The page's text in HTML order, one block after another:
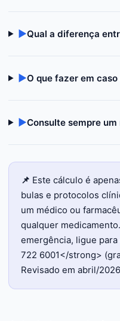
▶Qual a diferença
▶O que fazer em
▶Consulte sempre
📌 Este cálculo é
bulas e protocolos
um médico ou
qualquer
emergência, ligue
722 6001</strong>
Revisado em abril/